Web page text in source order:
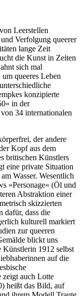
Leerstellen
Verfolgung queerer
lange Zeit
die Kunst in Zeiten
sich mal
queeres Leben
konzipierte
in der
34 internationalen
der andere
Kopf aus dem
britischen Künstlers
eine private Situation
Wasser. Wesentlich
»Personage« (Öl und
Abstraktion einer
skizzierten
dafür, dass die
kulturell markiert
zur queeren
blickt uns
Künstlerin 1912 selbst
auf die
zeigt auch Lotte
heißt das Bild, auf